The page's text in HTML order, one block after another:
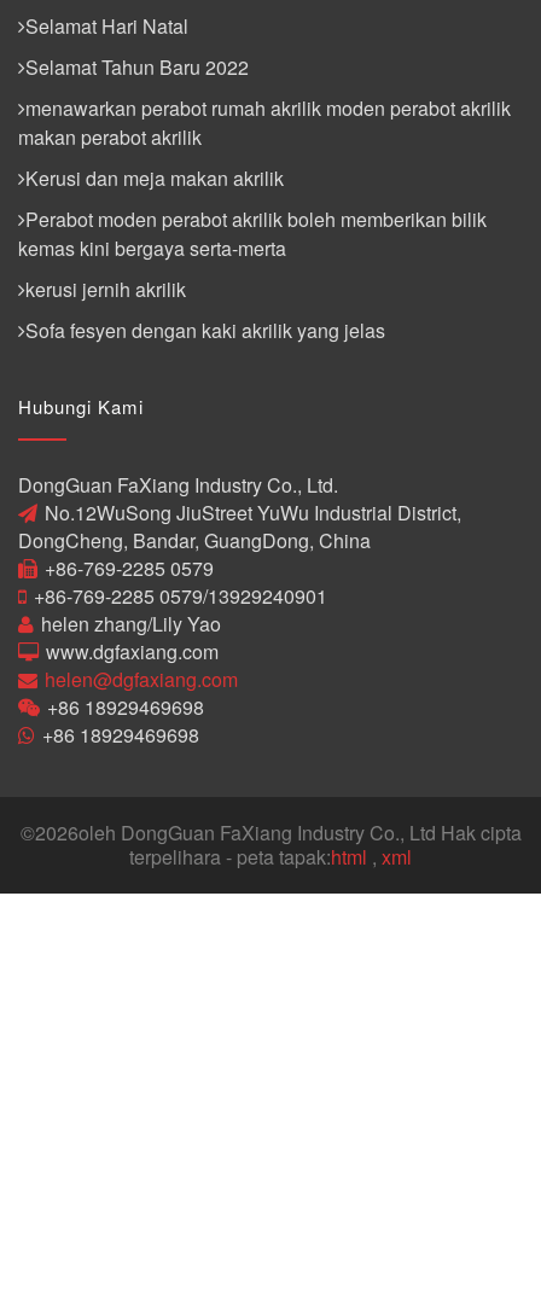
Selamat Hari Natal
Selamat Tahun Baru 2022
menawarkan perabot rumah akrilik moden perabot akrilik
makan perabot akrilik
Kerusi dan meja makan akrilik
Perabot moden perabot akrilik boleh memberikan bilik
kemas kini bergaya serta-merta
kerusi jernih akrilik
Sofa fesyen dengan kaki akrilik yang jelas
Hubungi Kami
DongGuan FaXiang Industry Co., Ltd.
No.12WuSong JiuStreet YuWu Industrial District,
DongCheng, Bandar, GuangDong, China
+86-769-2285 0579
+86-769-2285 0579/13929240901
helen zhang/Lily Yao
www.dgfaxiang.com
helen@dgfaxiang.com
+86 18929469698
+86 18929469698
©2026oleh DongGuan FaXiang Industry Co., Ltd Hak cipta
terpelihara - peta tapak:html , xml